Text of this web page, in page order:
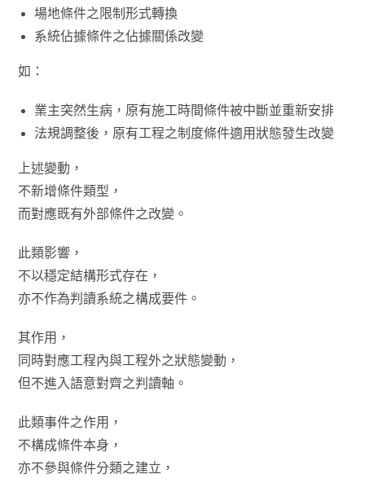
場地條件之限制形式轉換
系統佔據條件之佔據關係改變
如：
業主突然生病，原有施工時間條件被中斷並重新安排
法規調整後，原有工程之制度條件適用狀態發生改變
上述變動，
不新增條件類型，
而對應既有外部條件之改變。
此類影響，
不以穩定結構形式存在，
亦不作為判讀系統之構成要件。
其作用，
同時對應工程內與工程外之狀態變動，
但不進入語意對齊之判讀軸。
此類事件之作用，
不構成條件本身，
亦不參與條件分類之建立，